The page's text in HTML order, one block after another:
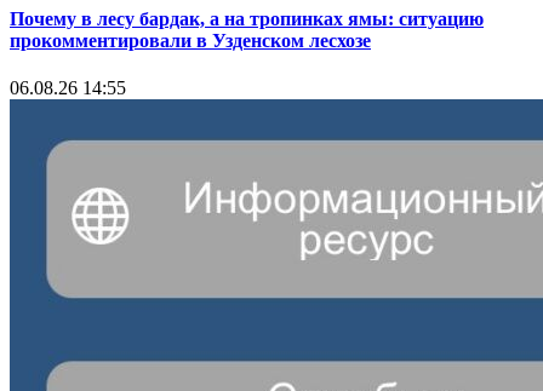
Почему в лесу бардак, а на тропинках ямы: ситуацию
прокомментировали в Узденском лесхозе
06.08.26 14:55